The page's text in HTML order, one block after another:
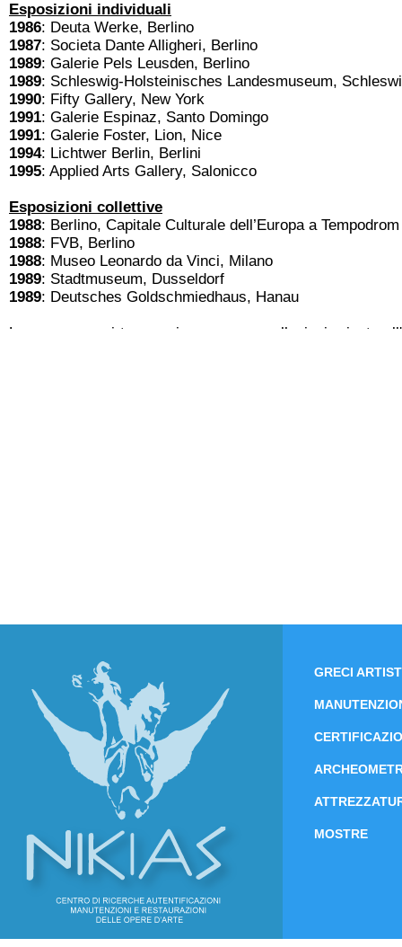
Esposizioni individuali
1986: Deuta Werke, Berlino
1987: Societa Dante Alligheri, Βerlino
1989: Galerie Pels Leusden, Βerlino
1989: Schleswig-Holsteinisches Landesmuseum,
1990: Fifty Gallery, New York
1991: Galerie Espinaz, Santo Domingo
1991: Galerie Foster, Lion, Nice
1994: Lichtwer Berlin, Βerlini
1995: Applied Arts Gallery, Salonicco
Esposizioni collettive
1988: Βerlino, Capitale Culturale dell’Europa a Tempodrom
1988: FVB, Βerlino
1988: Museo Leonardo da Vinci, Μilano
1989: Stadtmuseum, Dusseldorf
1989: Deutsches Goldschmiedhaus, Hanau
Le sue opere si trovano in numerose collezioni private
GRECI
MOSTRE